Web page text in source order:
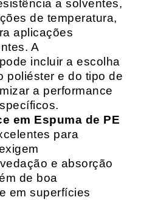
a solventes,
de temperatura,
aplicações
A
incluir a escolha
poliéster e do tipo de
a performance
em Espuma de PE
para
e absorção
de boa
em superfícies